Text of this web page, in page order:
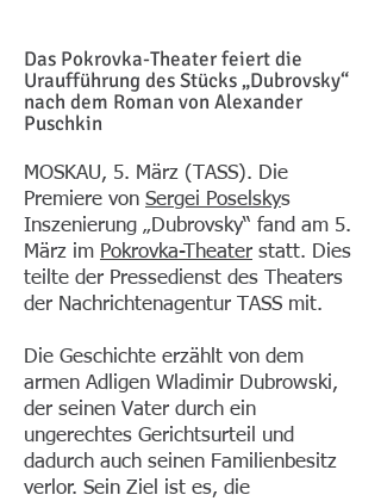
Das Pokrovka-Theater feiert die
Uraufführung des Stücks „Dubrovsky“
nach dem Roman von Alexander
Puschkin
MOSKAU, 5. März (TASS). Die
Premiere von Sergei Poselskys
Inszenierung „Dubrovsky“ fand am 5.
März im Pokrovka-Theater statt. Dies
teilte der Pressedienst des Theaters
der Nachrichtenagentur TASS mit.
Die Geschichte erzählt von dem
armen Adligen Wladimir Dubrowski,
der seinen Vater durch ein
ungerechtes Gerichtsurteil und
dadurch auch seinen Familienbesitz
verlor. Sein Ziel ist es, die